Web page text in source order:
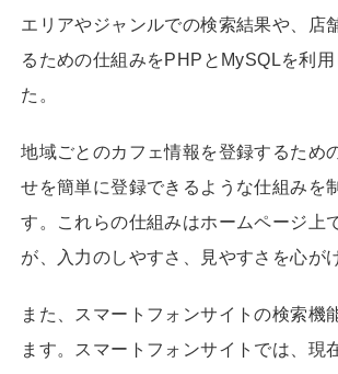
エリアやジャンルでの検索結果や、店
るための仕組みをPHPとMySQLを利
た。
地域ごとのカフェ情報を登録するため
せを簡単に登録できるような仕組みを
す。これらの仕組みはホームページ上
が、入力のしやすさ、見やすさを心が
また、スマートフォンサイトの検索機
ます。スマートフォンサイトでは、現